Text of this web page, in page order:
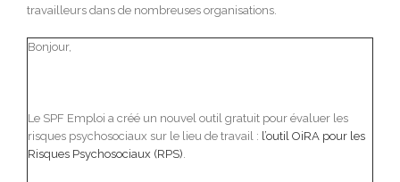
travailleurs dans de nombreuses organisations.
Bonjour,
Le SPF Emploi a créé un nouvel outil gratuit pour évaluer les
risques psychosociaux sur le lieu de travail : l’outil OiRA pour les
Risques Psychosociaux (RPS).